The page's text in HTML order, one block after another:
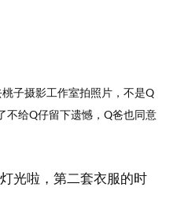
子摄影工作室拍照片，不是Q
不给Q仔留下遗憾，Q爸也同意
光啦，第二套衣服的时